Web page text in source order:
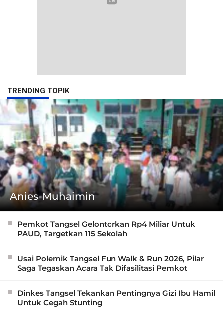
TRENDING TOPIK
Anies-Muhaimin
Pemkot Tangsel Gelontorkan Rp4 Miliar Untuk
PAUD, Targetkan 115 Sekolah
Usai Polemik Tangsel Fun Walk & Run 2026, Pilar
Saga Tegaskan Acara Tak Difasilitasi Pemkot
Dinkes Tangsel Tekankan Pentingnya Gizi Ibu Hamil
Untuk Cegah Stunting